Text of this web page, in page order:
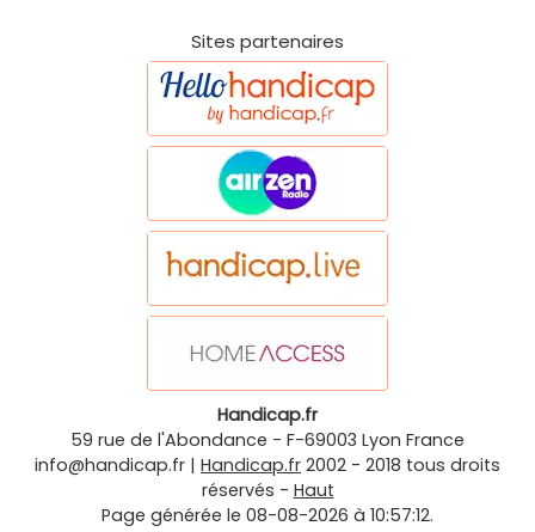
Sites partenaires
Handicap.fr
59 rue de l'Abondance - F-69003 Lyon France
info@handicap.fr | Handicap.fr 2002 - 2018 tous droits
réservés - Haut
Page générée le 08-08-2026 à 10:57:12.